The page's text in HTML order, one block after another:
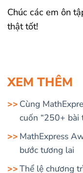
Chúc các em ôn
thật tốt!
XEM THÊM
Cùng
cuốn “250+ bài
MathExpress
bước tương lai
Thể lệ chương